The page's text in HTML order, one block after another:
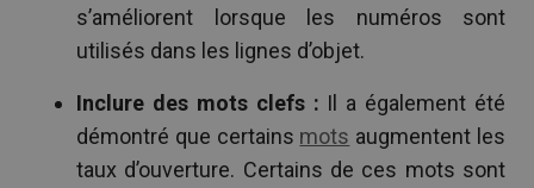
s’améliorent lorsque les numéros sont
utilisés dans les lignes d’objet.
Inclure des mots clefs : Il a également été
démontré que certains mots augmentent les
taux d’ouverture. Certains de ces mots sont